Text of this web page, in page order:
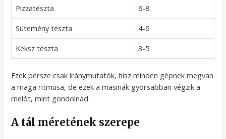
Pizzatészta
6-8
Sütemény tészta
4-6
Keksz tészta
3-5
Ezek persze csak iránymutatók, hisz minden gépnek megvan
a maga ritmusa, de ezek a masinák gyorsabban végzik a
melót, mint gondolnád.
A tál méretének szerepe